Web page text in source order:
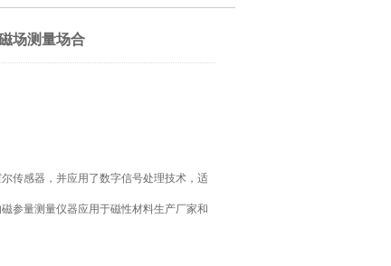
场测量场合
传感器，并应用了数字信号处理技术，适
参量测量仪器应用于磁性材料生产厂家和